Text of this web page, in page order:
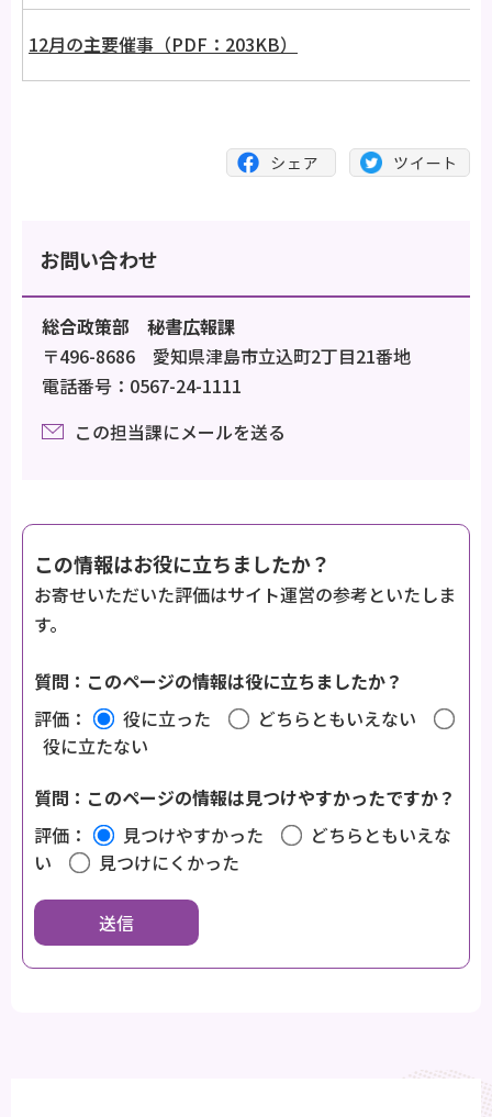
12月の主要催事（PDF：203KB）
お問い合わせ
総合政策部 秘書広報課
〒496-8686 愛知県津島市立込町2丁目21番地
電話番号：0567-24-1111
この担当課にメールを送る
この情報はお役に立ちましたか？
お寄せいただいた評価はサイト運営の参考といたしま
す。
質問：このページの情報は役に立ちましたか？
評価：
役に立った
どちらともいえない
役に立たない
質問：このページの情報は見つけやすかったですか？
評価：
見つけやすかった
どちらともいえな
い
見つけにくかった